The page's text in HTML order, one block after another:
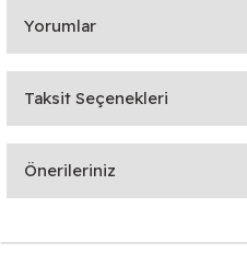
Yorumlar
Bu ürüne ilk
Taksit Seçenekleri
Önerileriniz